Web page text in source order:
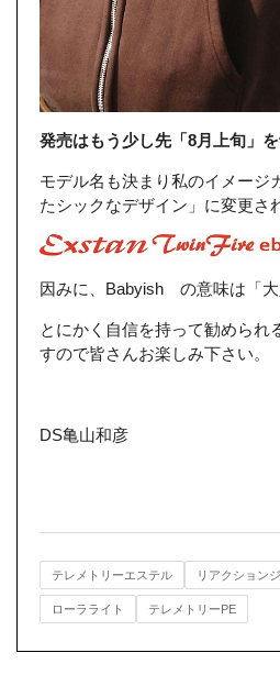
発売はもう少し先「8月上旬」を
モデル名も決まり私のイメージ
たシックなデザイン」に変更さ
因みに、Babyish の意味は「大
とにかく自信を持って勧められ
すので皆さんお楽しみ下さい。
DS亀山和彦
テレメトリーエステル リアクション
ローラライト テレメトリーPE